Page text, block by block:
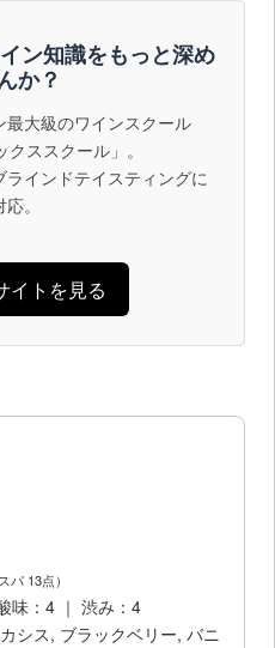
ン知識をもっと深め
か？
大級のワインスクール
クススクール」。
インドテイスティングに
。
イトを見る
パ 13点）
味：4 ｜ 渋み：4
シス, ブラックベリー, バニ